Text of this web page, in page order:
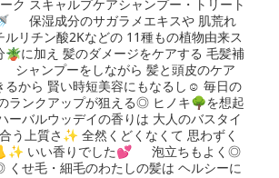
スキャルプケアシャンプー・トリート
成分のサガラメエキスや 肌荒れ
リチン酸2Kなどの 11種もの植物由来ス
🪴に加え 髪のダメージをケアする 毛髪補
ャンプーをしながら 髪と頭皮のケア
るから 賢い時短美容にもなるし☺️ 毎日の
ランクアップが狙える◎ ヒノキ🌳を想起
ーバルウッデイの香りは 大人のバスタイ
う上質さ✨ 全然くどくなくて 思わずく
いい香りでした💕 泡立ちもよく◎
せ毛・細毛のわたしの髪は ヘルシーに